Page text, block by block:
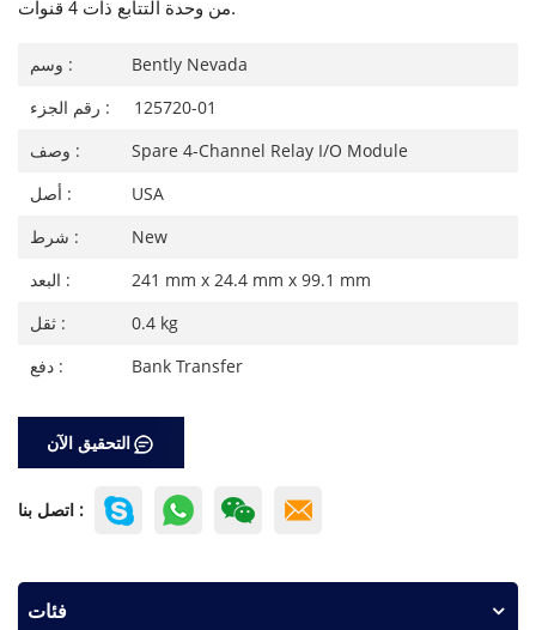
من وحدة التتابع ذات 4 قنوات.
وسم :
Bently Nevada
رقم الجزء :
125720-01
وصف :
Spare 4-Channel Relay I/O Module
أصل :
USA
شرط :
New
البعد :
241 mm x 24.4 mm x 99.1 mm
ثقل :
0.4 kg
دفع :
Bank Transfer
التحقيق الآن
اتصل بنا :
فئات